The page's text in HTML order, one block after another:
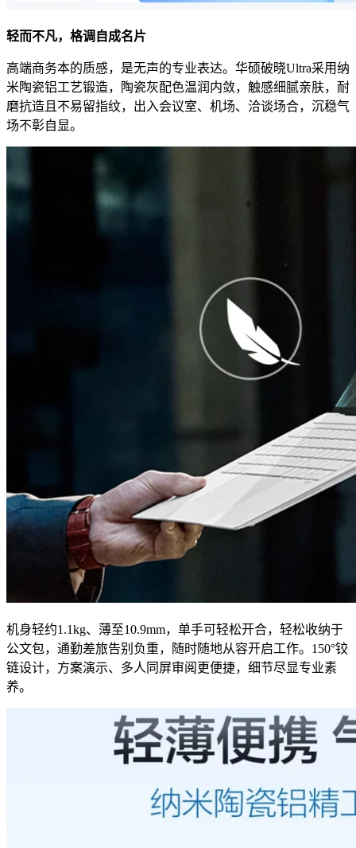
轻而不凡，格调自成名片
高端商务本的质感，是无声的专业表达。华硕破晓Ultra采用纳
米陶瓷铝工艺锻造，陶瓷灰配色温润内敛，触感细腻亲肤，耐
磨抗造且不易留指纹，出入会议室、机场、洽谈场合，沉稳气
场不彰自显。
机身轻约1.1kg、薄至10.9mm，单手可轻松开合，轻松收纳于
公文包，通勤差旅告别负重，随时随地从容开启工作。150°铰
链设计，方案演示、多人同屏审阅更便捷，细节尽显专业素
养。